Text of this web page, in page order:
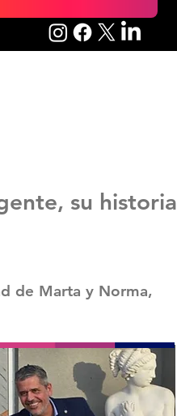
su historia
de Marta y Norma,